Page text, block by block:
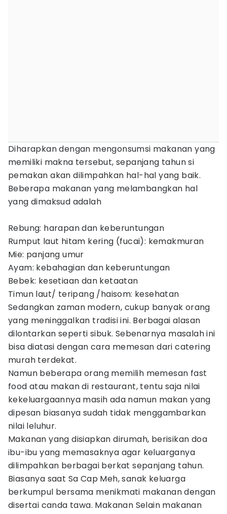
Diharapkan dengan mengonsumsi makanan yang
memiliki makna tersebut, sepanjang tahun si
pemakan akan dilimpahkan hal-hal yang baik.
Beberapa makanan yang melambangkan hal
yang dimaksud adalah
Rebung: harapan dan keberuntungan
Rumput laut hitam kering (fucai): kemakmuran
Mie: panjang umur
Ayam: kebahagian dan keberuntungan
Bebek: kesetiaan dan ketaatan
Timun laut/ teripang /haisom: kesehatan
Sedangkan zaman modern, cukup banyak orang
yang meninggalkan tradisi ini. Berbagai alasan
dilontarkan seperti sibuk. Sebenarnya masalah ini
bisa diatasi dengan cara memesan dari catering
murah terdekat.
Namun beberapa orang memilih memesan fast
food atau makan di restaurant, tentu saja nilai
kekeluargaannya masih ada namun makan yang
dipesan biasanya sudah tidak menggambarkan
nilai leluhur.
Makanan yang disiapkan dirumah, berisikan doa
ibu-ibu yang memasaknya agar keluarganya
dilimpahkan berbagai berkat sepanjang tahun.
Biasanya saat Sa Cap Meh, sanak keluarga
berkumpul bersama menikmati makanan dengan
disertai canda tawa. Makanan Selain makanan